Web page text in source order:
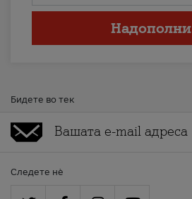
Надополни
Бидете во тек
Следете нè